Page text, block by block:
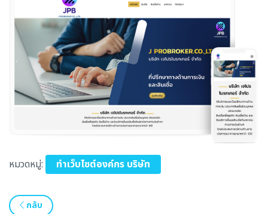
หมวดหมู่: ทำเว็บไซต์องค์กร บริษัท
กลับ